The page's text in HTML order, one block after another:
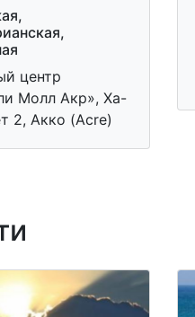
центр
Молл Акр», Ха-
2, Акко (Acre)